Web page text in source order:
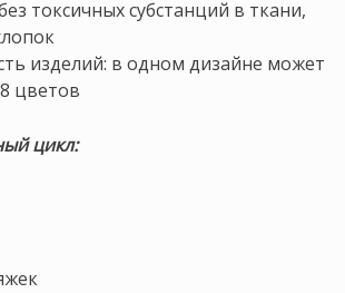
токсичных субстанций в ткани,
изделий: в одном дизайне может
цветов
цикл: